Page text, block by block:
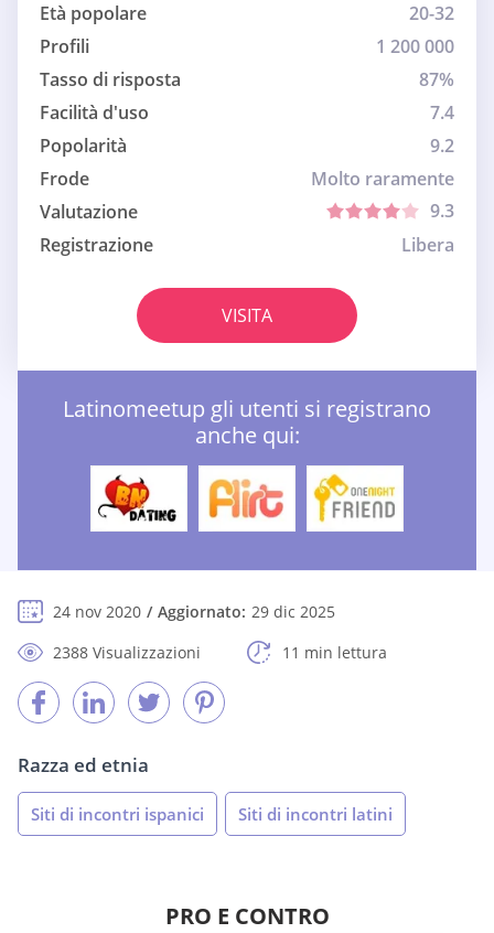
Età popolare
20-32
Profili
1 200 000
Tasso di risposta
87%
Facilità d'uso
7.4
Popolarità
9.2
Frode
Molto raramente
Valutazione
9.3
Registrazione
Libera
VISITA
Latinomeetup gli utenti si registrano
anche qui:
24 nov 2020 Aggiornato: 29 dic 2025
2388 Visualizzazioni
11 min lettura
Razza ed etnia
Siti di incontri ispanici Siti di incontri latini
PRO E CONTRO